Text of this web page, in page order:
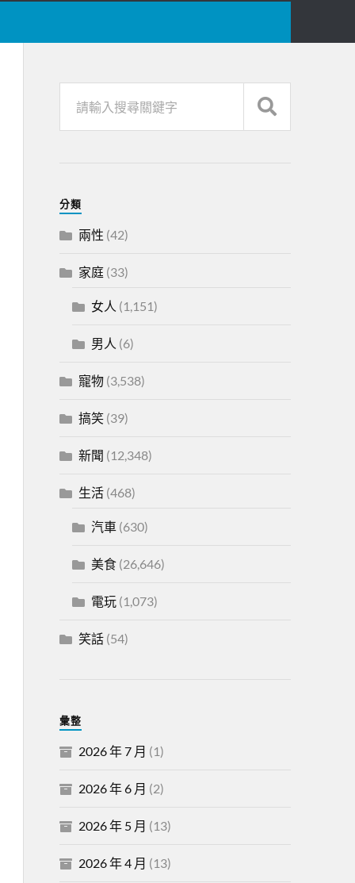
分類
兩性 (42)
家庭(33)
女人 (1,151)
男人 (6)
寵物(3,538)
搞笑(39)
新聞 (12,348)
生活(468)
汽車(630)
美食(26,646)
電玩(1,073)
笑話(54)
彙整
2026 年 7 月 (1)
2026 年 6 月 (2)
2026 年 5 月 (13)
2026 年 4 月 (13)